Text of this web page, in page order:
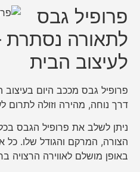
פרופיל גבס
לתאורה נסתרת
לעיצוב הבית
פרופיל גבס מככב היום
דרך נוחה, מהירה וזולה לתרום
ניתן לשלב את פרופיל הגבס
הצורה, המרקם והגודל שלו. כל
באופן מושלם לאווירה הרצויה